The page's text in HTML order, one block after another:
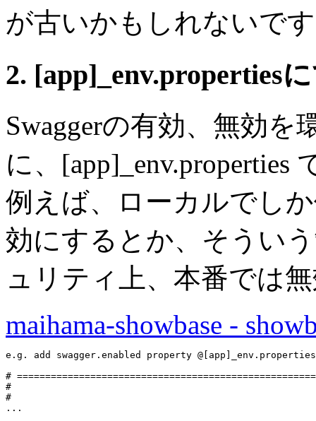
が古いかもしれないで
2. [app]_env.properties
Swaggerの有効、無効
に、
例えば、ローカルでし
効にするとか、そうい
ュリティ上、本番では
maihama-showbase -
e.g. add swagger.enabled property @[app]_env.properties
#
#
#
...